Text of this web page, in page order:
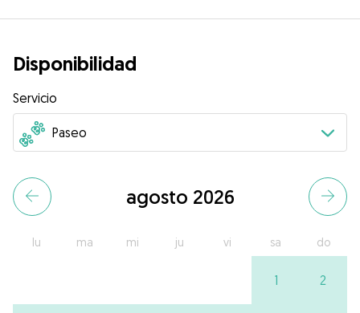
Disponibilidad
Servicio
agosto 2026
lu ma mi ju vi sa do
1 2